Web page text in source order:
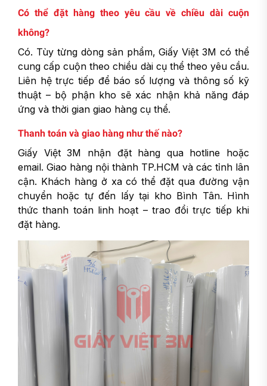
Có thể đặt hàng theo yêu cầu về chiều dài cuộn
không?
Có. Tùy từng dòng sản phẩm, Giấy Việt 3M có thể
cung cấp cuộn theo chiều dài cụ thể theo yêu cầu.
Liên hệ trực tiếp để báo số lượng và thông số kỹ
thuật – bộ phận kho sẽ xác nhận khả năng đáp
ứng và thời gian giao hàng cụ thể.
Thanh toán và giao hàng như thế nào?
Giấy Việt 3M nhận đặt hàng qua hotline hoặc
email. Giao hàng nội thành TP.HCM và các tỉnh lân
cận. Khách hàng ở xa có thể đặt qua đường vận
chuyển hoặc tự đến lấy tại kho Bình Tân. Hình
thức thanh toán linh hoạt – trao đổi trực tiếp khi
đặt hàng.